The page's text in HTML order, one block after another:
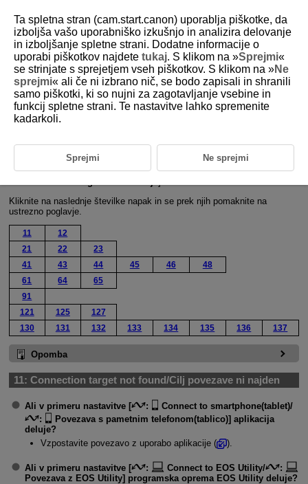
D388-188
Odziv na sporočila o napakah
Če se pojavi napaka, prikažite podrobnosti napake z upoštevanjem
:Error details Podrobnosti napake].
Izberite [Error details/Podrobnosti napake] na zaslonu [
Kliknite na naslednje številke napak in se prek njih pomaknite na
ustrezno poglavje.
11
12
21
22
23
41
43 44 45 46
48
61
64
65
91
121
125
127
130
131 132 133 134 135 136 137
Opomba
11:Connection target not found/Cilj povezave ni najden
Ali v primeru nastavitve [ : Connect to smartphone(tablet)/
:
Povezava s pametnim telefonom(tablico)] aplikacija
deluje?
Vzpostavite povezavo z uporabo aplikacije (
).
Ali v primeru nastavitve [ : Connect to EOS Utility/
:
Povezava z EOS Utility] programska oprema EOS Utility deluje?
Ta spletna stran (cam.start.canon) uporablja piškotke, da
izboljša vašo uporabniško izkušnjo in analizira delovanje
in izboljšanje spletne strani. Dodatne informacije o
uporabi piškotkov najdete tukaj. S klikom na »Sprejmi«
se strinjate s sprejetjem vseh piškotkov. S klikom na »Ne
sprejmi« ali če ni izbrano nič, se bodo zapisali in shranili
samo piškotki, ki so nujni za zagotavljanje vsebine in
funkcij spletne strani. Te nastavitve lahko spremenite
kadarkoli.
Sprejmi Ne sprejmi